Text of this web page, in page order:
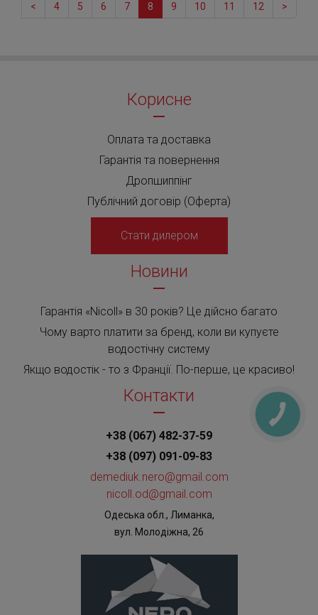
< 4 5 6 7 8 9 10 11 12 >
Корисне
Оплата та доставка
Гарантія та повернення
Дропшиппінг
Публічний договір (Оферта)
Стати дилером
Новини
Гарантія «Nicoll» в 30 років? Це дійсно багато
Чому варто платити за бренд, коли ви купуєте
водостічну систему
Якщо водостік - то з Франції. По-перше, це красиво!
Контакти
+38 (067) 482-37-59
+38 (097) 091-09-83
demediuk.nero@gmail.com
nicoll.od@gmail.com
Одеська обл., Лиманка,
вул. Молодіжна, 26